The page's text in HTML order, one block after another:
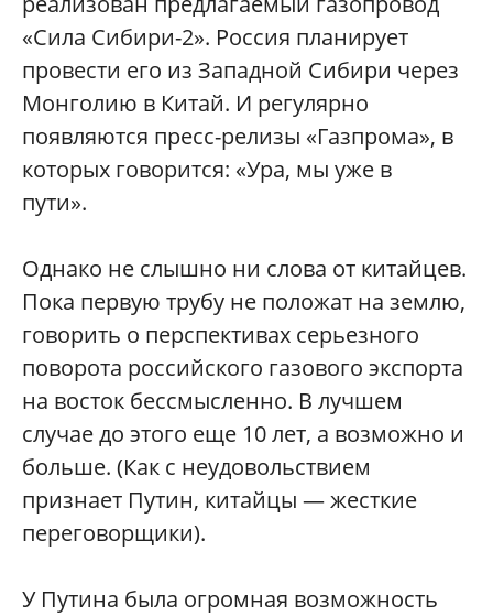
«Сила Сибири-2». Россия планирует
провести его из Западной Сибири через
Монголию в Китай. И регулярно
появляются пресс-релизы «Газпрома», в
которых говорится: «Ура, мы уже в
пути».
Однако не слышно ни слова от китайцев.
Пока первую трубу не положат на землю,
говорить о перспективах серьезного
поворота российского газового экспорта
на восток бессмысленно. В лучшем
случае до этого еще 10 лет, а возможно и
больше. (Как с неудовольствием
признает Путин, китайцы — жесткие
переговорщики).
У Путина была огромная возможность